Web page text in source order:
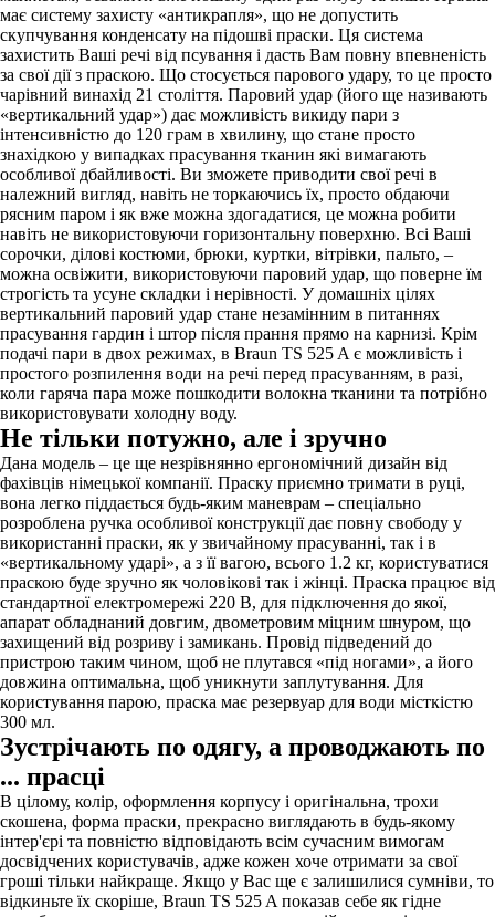
має систему захисту «антикрапля», що не допустить
скупчування конденсату на підошві праски. Ця система
захистить Ваші речі від псування і дасть Вам повну впевненість
за свої дії з праскою. Що стосується парового удару, то це просто
чарівний винахід 21 століття. Паровий удар (його ще називають
«вертикальний удар») дає можливість викиду пари з
інтенсивністю до 120 грам в хвилину, що стане просто
знахідкою у випадках прасування тканин які вимагають
особливої ​​дбайливості. Ви зможете приводити свої речі в
належний вигляд, навіть не торкаючись їх, просто обдаючи
рясним паром і як вже можна здогадатися, це можна робити
навіть не використовуючи горизонтальну поверхню. Всі Ваші
сорочки, ділові костюми, брюки, куртки, вітрівки, пальто, –
можна освіжити, використовуючи паровий удар, що поверне їм
строгість та усуне складки і нерівності. У домашніх цілях
вертикальний паровий удар стане незамінним в питаннях
прасування гардин і штор після прання прямо на карнизі. Крім
подачі пари в двох режимах, в Braun TS 525 A є можливість і
простого розпилення води на речі перед прасуванням, в разі,
коли гаряча пара може пошкодити волокна тканини та потрібно
використовувати холодну воду.
Не тільки потужно, але і зручно
Дана модель – це ще незрівнянно ергономічний дизайн від
фахівців німецької компанії. Праску приємно тримати в руці,
вона легко піддається будь-яким маневрам – спеціально
розроблена ручка особливої ​​конструкції дає повну свободу у
використанні праски, як у звичайному прасуванні, так і в
«вертикальному ударі», а з її вагою, всього 1.2 кг, користуватися
праскою буде зручно як чоловікові так і жінці. Праска працює від
стандартної електромережі 220 В, для підключення до якої,
апарат обладнаний довгим, двометровим міцним шнуром, що
захищений від розриву і замикань. Провід підведений до
пристрою таким чином, щоб не плутався «під ногами», а його
довжина оптимальна, щоб уникнути заплутування. Для
користування парою, праска має резервуар для води місткістю
300 мл.
Зустрічають по одягу, а проводжають по
... прасці
В цілому, колір, оформлення корпусу і оригінальна, трохи
скошена, форма праски, прекрасно виглядають в будь-якому
інтер'єрі та повністю відповідають всім сучасним вимогам
досвідчених користувачів, адже кожен хоче отримати за свої
гроші тільки найкраще. Якщо у Вас ще є залишилися сумніви, то
відкиньте їх скоріше, Braun TS 525 A показав себе як гідне